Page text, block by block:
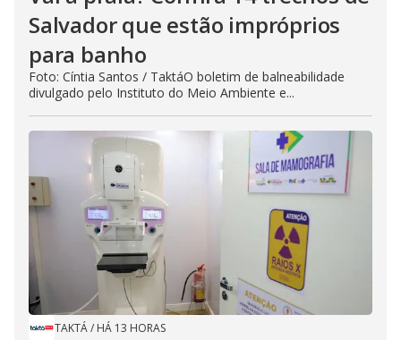
Salvador que estão impróprios
para banho
Foto: Cíntia Santos / TaktáO boletim de balneabilidade
divulgado pelo Instituto do Meio Ambiente e...
TAKTÁ/ HÁ 13 HORAS